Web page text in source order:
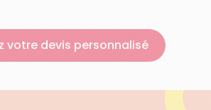
votre devis personnalisé